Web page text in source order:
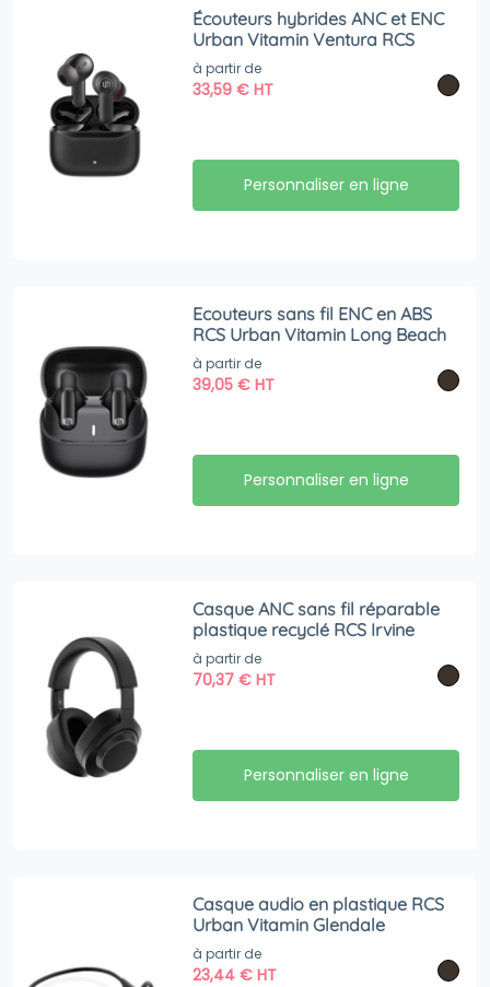
Écouteurs hybrides ANC et ENC
Urban Vitamin Ventura RCS
à partir de
33,59€ HT
Personnaliser en ligne
Ecouteurs sans fil ENC en ABS
RCS Urban Vitamin Long Beach
à partir de
39,05€ HT
Personnaliser en ligne
Casque ANC sans fil réparable
plastique recyclé RCS Irvine
à partir de
70,37€ HT
Personnaliser en ligne
Casque audio en plastique RCS
Urban Vitamin Glendale
à partir de
23,44€ HT